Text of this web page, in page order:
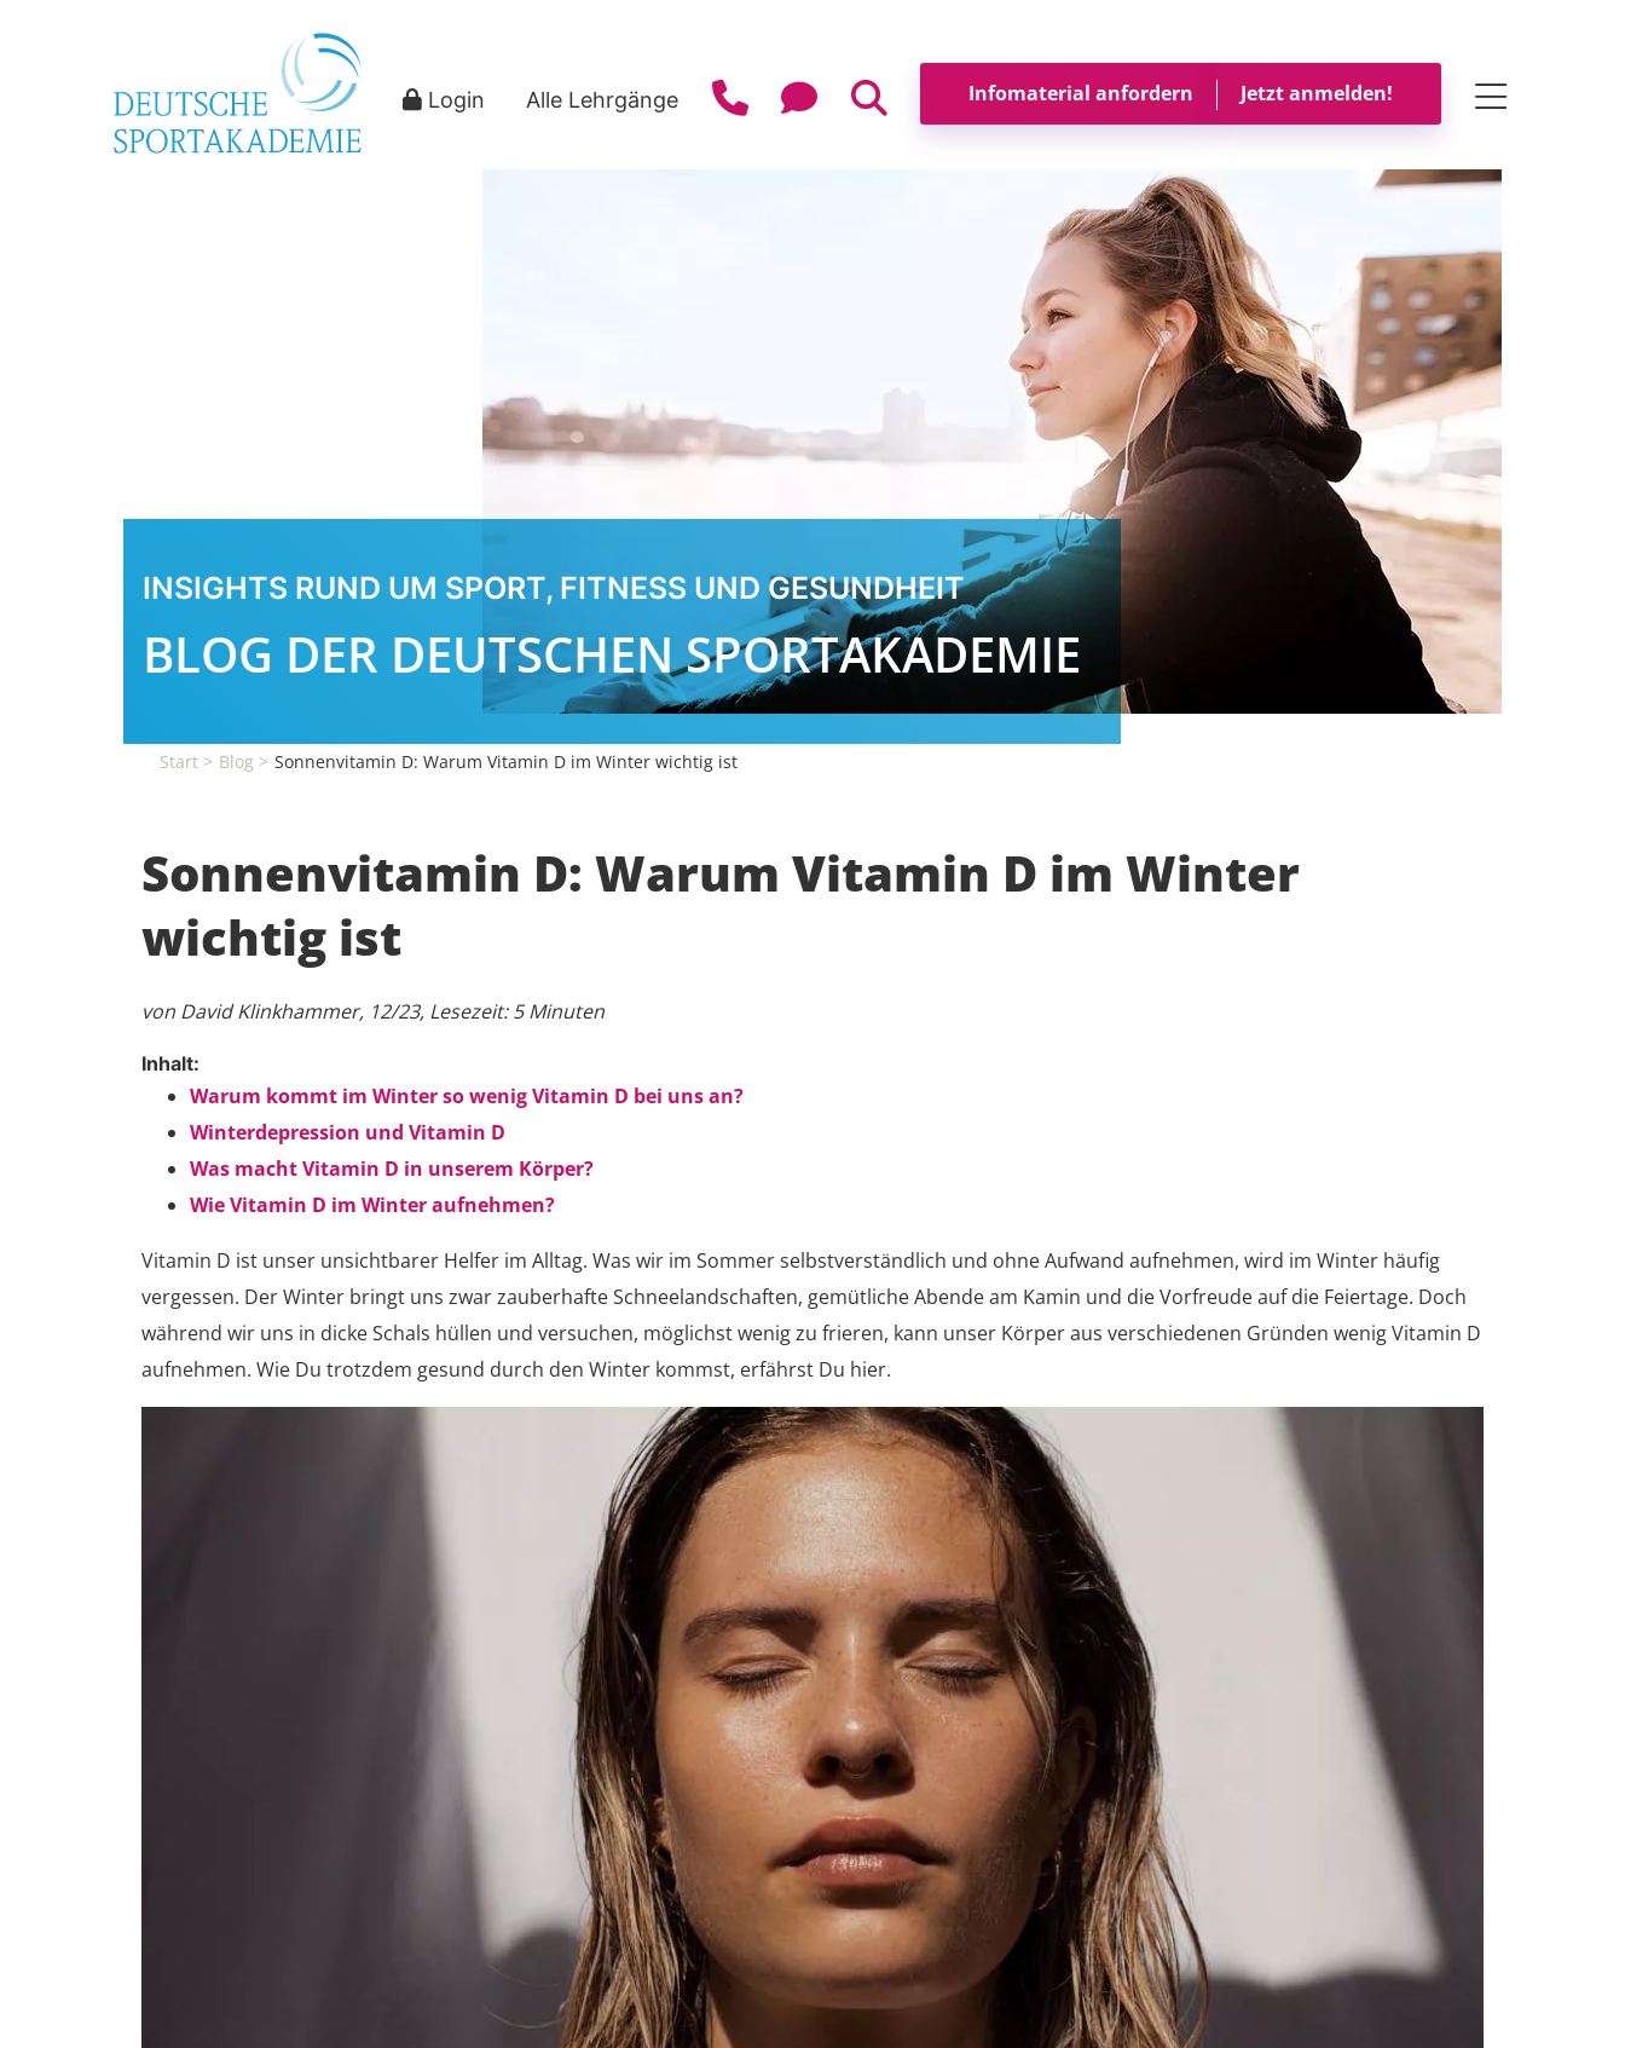
Login Alle Lehrgänge
Toggle
INSIGHTS RUND UM SPORT, FITNESS UND GESUNDHEIT
BLOG DER DEUTSCHEN SPORTAKADEMIE
Start Blog Sonnenvitamin D: Warum Vitamin D im Winter wichtig ist
Sonnenvitamin D: Warum Vitamin D im Winter
wichtig ist
von David Klinkhammer, 12/23, Lesezeit: 5 Minuten
Inhalt:
Warum kommt im Winter so wenig Vitamin D bei uns an?
Winterdepression und Vitamin D
Was macht Vitamin D in unserem Körper?
Wie Vitamin D im Winter aufnehmen?
Vitamin D ist unser unsichtbarer Helfer im Alltag. Was wir im Sommer selbstverständlich und ohne Aufwand aufnehmen, wird im Winter häufig
vergessen. Der Winter bringt uns zwar zauberhafte Schneelandschaften, gemütliche Abende am Kamin und die Vorfreude auf die Feiertage. Doch
während wir uns in dicke Schals hüllen und versuchen, möglichst wenig zu frieren, kann unser Körper aus verschiedenen Gründen wenig Vitamin D
aufnehmen. Wie Du trotzdem gesund durch den Winter kommst, erfährst Du hier.